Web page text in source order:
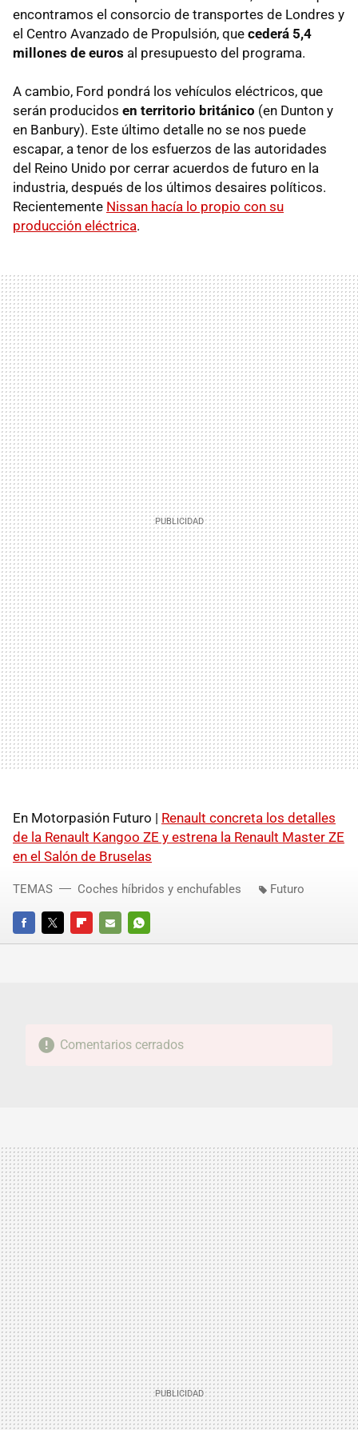
encontramos el consorcio de transportes de Londres y
el Centro Avanzado de Propulsión, que cederá 5,4
millones de euros al presupuesto del programa.
A cambio, Ford pondrá los vehículos eléctricos, que
serán producidos en territorio británico (en Dunton y
en Banbury). Este último detalle no se nos puede
escapar, a tenor de los esfuerzos de las autoridades
del Reino Unido por cerrar acuerdos de futuro en la
industria, después de los últimos desaires políticos.
Recientemente Nissan hacía lo propio con su
producción eléctrica.
En Motorpasión Futuro | Renault concreta los detalles
de la Renault Kangoo ZE y estrena la Renault Master ZE
en el Salón de Bruselas
FACEBOOKTWITTERFLIPBOARD
E-
WHATSAPP
TEMAS Coches híbridos y enchufables Futuro
Comentarios cerrados